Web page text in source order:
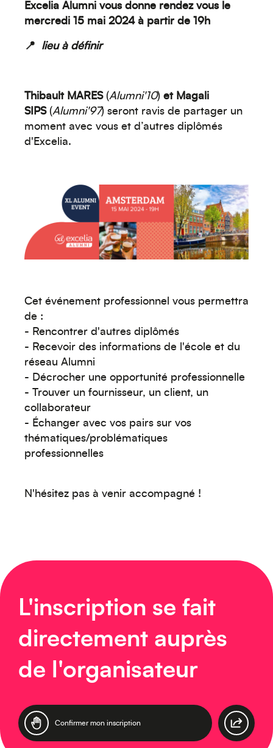
Excelia Alumni vous donne rendez vous le
mercredi 15 mai 2024 à partir de 19h
📍 lieu à définir
Thibault MARES (Alumni'10) et Magali
SIPS (Alumni'97) seront ravis de partager un
moment avec vous et d’autres diplômés
d'Excelia.
Cet événement professionnel vous permettra
de :
- Rencontrer d'autres diplômés
- Recevoir des informations de l'école et du
réseau Alumni
- Décrocher une opportunité professionnelle
- Trouver un fournisseur, un client, un
collaborateur
- Échanger avec vos pairs sur vos
thématiques/problématiques
professionnelles
N'hésitez pas à venir accompagné !
L'inscription se fait
directement auprès
de l'organisateur
Confirmer mon inscription
Europe
Moyen-Orient
Océanie
Créez votre événement